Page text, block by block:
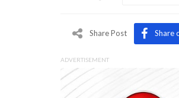
Share Post Share
ADVERTISEMENT